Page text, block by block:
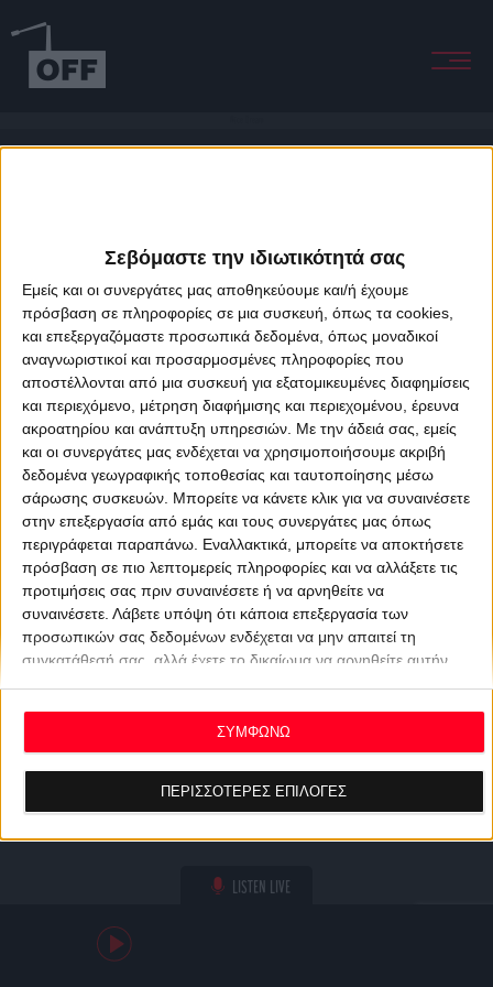
Σεβόμαστε την ιδιωτικότητά σας
Εμείς και οι συνεργάτες μας αποθηκεύουμε και/ή έχουμε
πρόσβαση σε πληροφορίες σε μια συσκευή, όπως τα cookies,
και επεξεργαζόμαστε προσωπικά δεδομένα, όπως μοναδικοί
αναγνωριστικοί και προσαρμοσμένες πληροφορίες που
αποστέλλονται από μια συσκευή για εξατομικευμένες διαφημίσεις
και περιεχόμενο, μέτρηση διαφήμισης και περιεχομένου, έρευνα
ακροατηρίου και ανάπτυξη υπηρεσιών. Με την άδειά σας, εμείς
και οι συνεργάτες μας ενδέχεται να χρησιμοποιήσουμε ακριβή
δεδομένα γεωγραφικής τοποθεσίας και ταυτοποίησης μέσω
σάρωσης συσκευών. Μπορείτε να κάνετε κλικ για να συναινέσετε
στην επεξεργασία από εμάς και τους συνεργάτες μας όπως
περιγράφεται παραπάνω. Εναλλακτικά, μπορείτε να αποκτήσετε
πρόσβαση σε πιο λεπτομερείς πληροφορίες και να αλλάξετε τις
προτιμήσεις σας πριν συναινέσετε ή να αρνηθείτε να
συναινέσετε. Λάβετε υπόψη ότι κάποια επεξεργασία των
προσωπικών σας δεδομένων ενδέχεται να μην απαιτεί τη
συγκατάθεσή σας, αλλά έχετε το δικαίωμα να αρνηθείτε αυτήν
ανακαλέσετε τη συγκατάθεσή σας ανά πάσα στιγμή
επιστρέφοντας σε αυτόν τον ιστότοπο και κάνοντας κλικ στο
κουμπί "Απορρήτου" στο κάτω μέρος της ιστοσελίδας.
ΠΕΡΙΣΣΟΤΕΡΕΣ ΕΠΙΛΟΓΕΣ
ΣΥΜΦΩΝΩ
LISTEN LIVE
About Offradio Business Class Terms & Conditions
Privacy Policy
Designed & developed byporcupine colors&Fotis Alexandrou